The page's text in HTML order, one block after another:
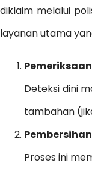
diklaim melalui
layanan utama
Deteksi dini
tambahan
Proses ini